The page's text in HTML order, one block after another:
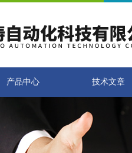
产品中心 技术文章